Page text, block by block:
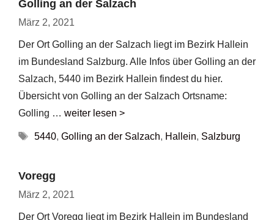
Golling an der Salzach
März 2, 2021
Der Ort Golling an der Salzach liegt im Bezirk Hallein
im Bundesland Salzburg. Alle Infos über Golling an der
Salzach, 5440 im Bezirk Hallein findest du hier.
Übersicht von Golling an der Salzach Ortsname:
Golling … weiter lesen >
Schlagwörter
5440, Golling an der Salzach, Hallein, Salzburg
Voregg
März 2, 2021
Der Ort Voregg liegt im Bezirk Hallein im Bundesland